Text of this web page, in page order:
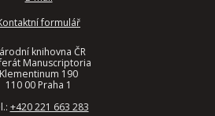
formulář
knihovna ČR
Manuscriptoria
Klementinum 190
110 00 Praha 1
+420 221 663 283